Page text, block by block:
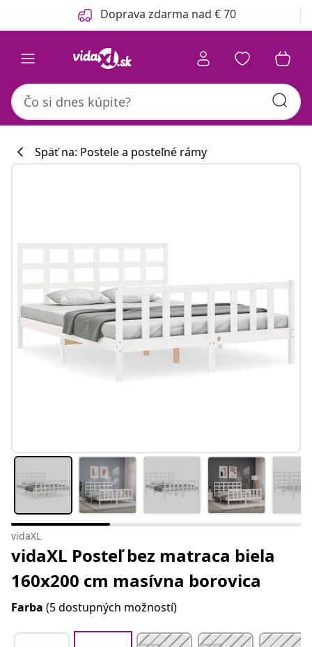
Predchádzajúce Doprava zdarma nad € 70
Späť na: Postele a posteľné rámy
vidaXL
vidaXL Posteľ bez matraca biela
160x200 cm masívna borovica
Farba (5 dostupných možností)